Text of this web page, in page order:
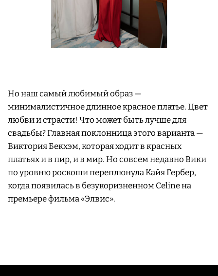
Но наш самый любимый образ —
минималистичное длинное красное платье. Цвет
любви и страсти! Что может быть лучше для
свадьбы? Главная поклонница этого варианта —
Виктория Бекхэм, которая ходит в красных
платьях и в пир, и в мир. Но совсем недавно Вики
по уровню роскоши переплюнула Кайя Гербер,
когда появилась в безукоризненном Celine на
премьере фильма «Элвис».